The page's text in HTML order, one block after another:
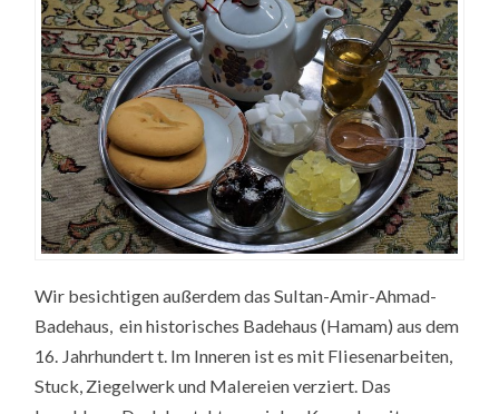
Wir besichtigen außerdem das Sultan-Amir-Ahmad-
Badehaus, ein historisches Badehaus (Hamam) aus dem
16. Jahrhundert t. Im Inneren ist es mit Fliesenarbeiten,
Stuck, Ziegelwerk und Malereien verziert. Das